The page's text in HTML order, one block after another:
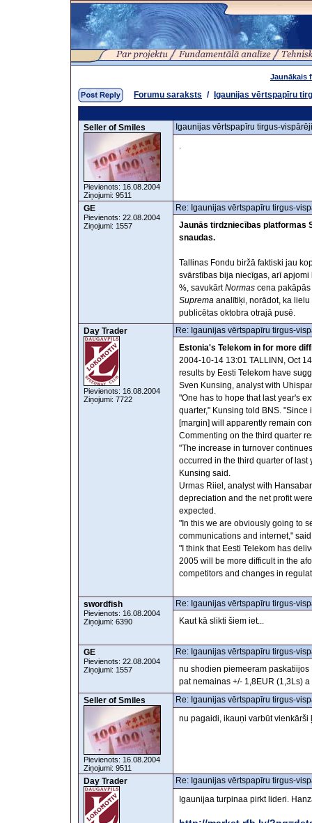
Jaunākais
Forumu saraksts / Igaunijas vērtspapīru
Seller of Smiles
Pievienots: 16.08.2004
Ziņojumi: 9511
Igaunijas vērtspapīru tirgus-
.
GE
Pievienots: 22.08.2004
Ziņojumi: 1557
Re: Igaunijas vērtspapīru tirgus-
Jaunās tirdzniecības platformas
snaudas.
Tallinas Fondu biržā faktiski jau
svārstības bija niecīgas, arī apjomi
%, savukārtNormas cena
Suprema analītiķi, norādot, ka
publicētas oktobra otrajā pusē.
Day Trader
Pievienots: 16.08.2004
Ziņojumi: 7722
Re: Igaunijas vērtspapīru tirgus-
Estonia's Telekom in for more
2004-10-14 13:01 TALLINN, Oct
results by Eesti Telekom have
Sven Kunsing, analyst with
"One has to hope that last year's
quarter," Kunsing told BNS.
[margin] will apparently remain
Commenting on the third quarter
"The increase in turnover
occurred in the third quarter of
Kunsing said.
Urmas Riiel, analyst with
depreciation and the net profit
expected.
"In this we are obviously going to
communications and internet,"
"I think that Eesti Telekom has
2005 will be more difficult in the
competitors and changes in
swordfish
Pievienots: 16.08.2004
Ziņojumi: 6390
Re: Igaunijas vērtspapīru tirgus-
Kaut kā slikti šiem iet...
GE
Pievienots: 22.08.2004
Ziņojumi: 1557
Re: Igaunijas vērtspapīru tirgus-
nu shodien piemeeram paskatiijos
pat nemainas +/- 1,8EUR (1,3Ls)
Seller of Smiles
Pievienots: 16.08.2004
Ziņojumi: 9511
Re: Igaunijas vērtspapīru tirgus-
nu pagaidi, ikauņi varbūt
Day Trader
Re: Igaunijas vērtspapīru tirgus-
Igaunijaa turpinaa pirkt lideri.